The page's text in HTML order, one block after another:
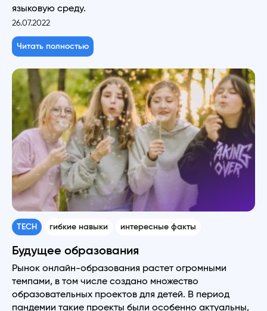
языковую среду.
26.07.2022
Читать полностью
TECH гибкие навыки интересные факты
Будущее образования
Рынок онлайн-образования растет огромными
темпами, в том числе создано множество
образовательных проектов для детей. В период
пандемии такие проекты были особенно актуальны,